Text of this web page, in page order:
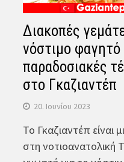
Διακοπές
νόστιμο φαγητό
παραδοσιακές
στο Γκαζιαντέπ
20. Ιουνίου 2023
Το Γκαζιαντέπ είναι
στη νοτιοανατολική